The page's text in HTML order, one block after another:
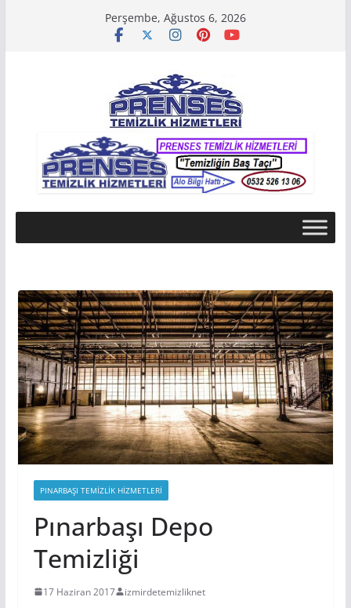
Perşembe, Ağustos 6, 2026
PINARBAŞI TEMIZLIK HIZMETLERI
Pınarbaşı Depo
Temizliği
17 Haziran 2017 izmirdetemizliknet